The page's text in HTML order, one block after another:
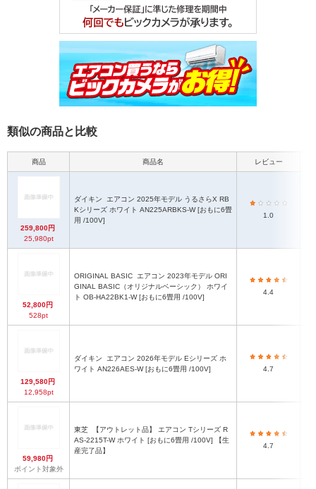
類似の商品と比較
商品 商品名 レビュー
259,800円
25,980pt
ダイキン
Kシリーズ ホワイト AN225ARBKS-W [おもに6畳
用 /100V]
1.0
52,800円
528pt
ORIGINAL BASIC
GINAL BASIC（オリジナルベーシック） ホワイ
ト OB-HA22BK1-W [おもに6畳用 /100V]
4.4
129,580円
12,958pt
ダイキン
ワイト AN226AES-W [おもに6畳用 /100V]
4.7
59,980円
ポイント対象外
東芝
AS-2215T-W ホワイト [おもに6畳用 /100V] 【生
産完了品】
4.7